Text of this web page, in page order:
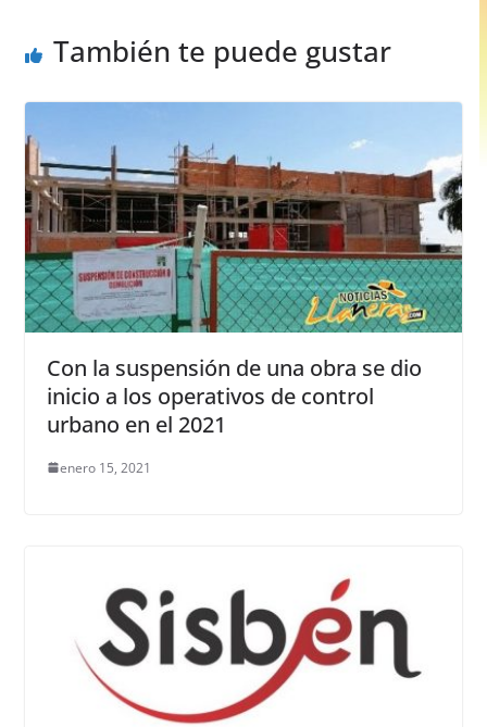
También te puede gustar
Con la suspensión de una obra se dio
inicio a los operativos de control
urbano en el 2021
enero 15, 2021